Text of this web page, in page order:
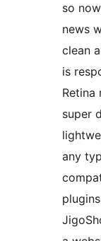
so
news
clean
is
Retina
super
any